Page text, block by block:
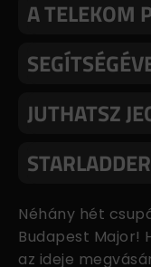
A TELEKOM
JUTHATSZ
Néhány hét
Budapest Major!
az ideje